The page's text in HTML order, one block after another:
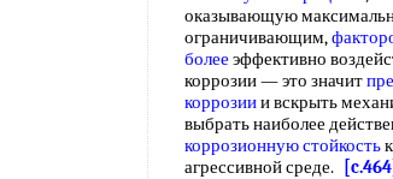
оказывающую
ограничивающим,
более эффективно
коррозии — это значит
коррозиии вскрыть
выбрать наиболее
коррозионную стойкость
агрессивной среде.